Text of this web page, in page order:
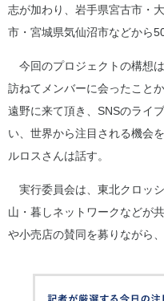
志が加わり、岩手県宮古市・
市・宮城県気仙沼市などから
今回のプロジェクトの構想
訪ねてメンバーに会ったこと
遠野に来て頂き、SNSのライ
い、世界から注目される機会
ルロスさんは話す。
実行委員会は、東北クロッ
山・暮しネットワークなどが
や小売店の賛同を募りながら